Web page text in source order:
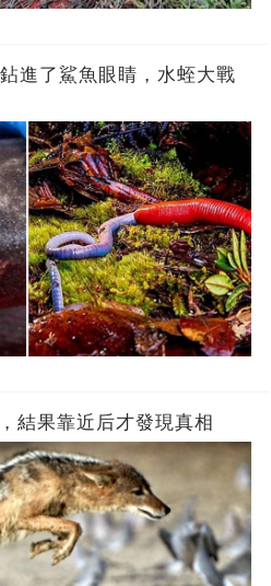
進了鯊魚眼睛，水蛭大戰
結果靠近后才發現真相